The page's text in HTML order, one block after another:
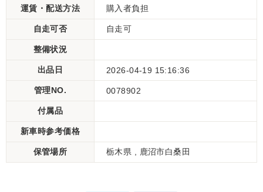
運賃・配送方法 購入者負担
自走可否 自走可
整備状況
出品日 2026-04-19 15:16:36
管理NO. 0078902
付属品
新車時参考価格
保管場所 栃木県 , 鹿沼市白桑田